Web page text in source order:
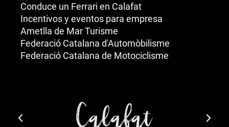
Conduce un Ferrari en Calafat
Incentivos y eventos para empresa
Ametlla de Mar Turisme
Federació Catalana d'Automòbilisme
Federació Catalana de Motociclisme